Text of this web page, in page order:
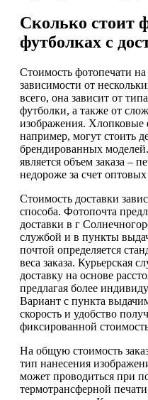
Сколько стоит
футболках с
Стоимость фотопечати на
зависимости от
всего, она зависит от
футболки, а также от
изображения. Хлопковые
например, могут стоить
брендированных
является объем заказа –
недороже за счет
Стоимость доставки
способа. Фотопочта
доставки в г
службой и в пункты
почтой определяется
веса заказа. Курьерская
доставку на основе
предлагая более
Вариант с пункта
скорость и удобство
фиксированной
На общую стоимость
тип нанесения
может проводиться при
термотрансферной